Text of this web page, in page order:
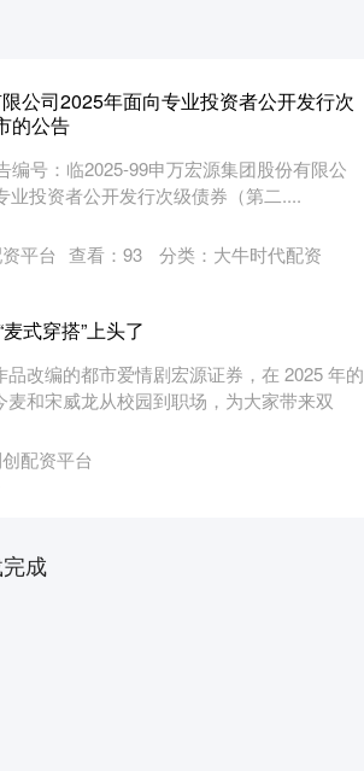
公司2025年面向专业投资者公开发行次
的公告
号：临2025-99申万宏源集团股份有限公
投资者公开发行次级债券（第二....
平台 查看： 93 分类： 大牛时代配资
式穿搭”上头了
改编的都市爱情剧宏源证券，在 2025 年的
和宋威龙从校园到职场，为大家带来双
配资平台
成
沪深300